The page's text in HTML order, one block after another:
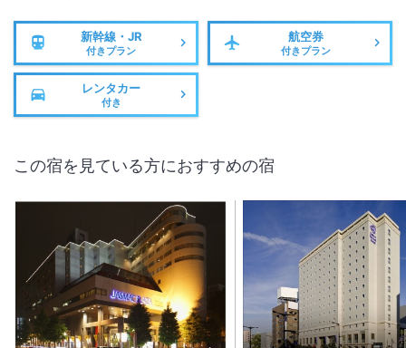
新幹線・JR
付きプラン
航空券
付きプラン
レンタカー
付き
この宿を見ている方におすすめの宿